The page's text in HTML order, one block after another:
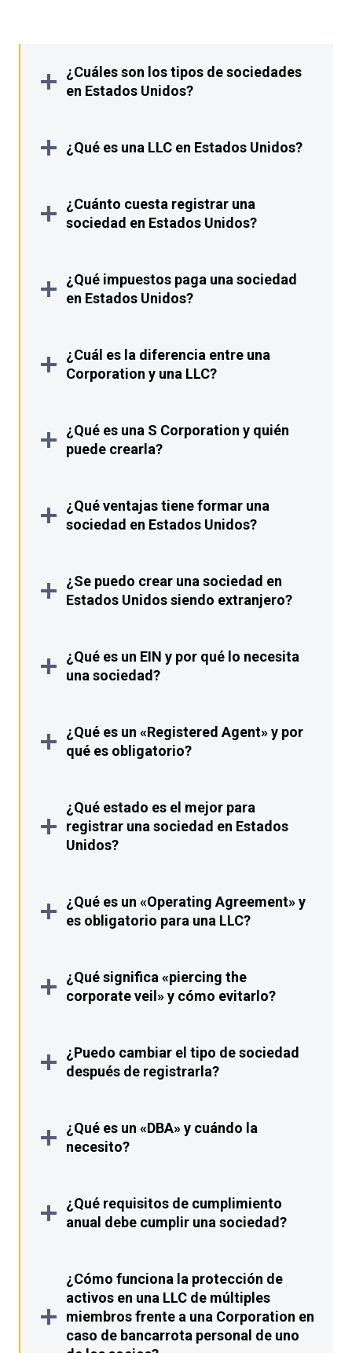
¿Cuáles son los tipos de sociedades
en Estados Unidos?
¿Qué es una LLC en Estados Unidos?
¿Cuánto cuesta registrar una
sociedad en Estados Unidos?
¿Qué impuestos paga una sociedad
en Estados Unidos?
¿Cuál es la diferencia entre una
Corporation y una LLC?
¿Qué es una S Corporation y quién
puede crearla?
¿Qué ventajas tiene formar una
sociedad en Estados Unidos?
¿Se puedo crear una sociedad en
Estados Unidos siendo extranjero?
¿Qué es un EIN y por qué lo necesita
una sociedad?
¿Qué es un «Registered Agent» y por
qué es obligatorio?
¿Qué estado es el mejor para
registrar una sociedad en Estados
Unidos?
¿Qué es un «Operating Agreement» y
es obligatorio para una LLC?
¿Qué significa «piercing the
corporate veil» y cómo evitarlo?
¿Puedo cambiar el tipo de sociedad
después de registrarla?
¿Qué es un «DBA» y cuándo la
necesito?
¿Qué requisitos de cumplimiento
anual debe cumplir una sociedad?
¿Cómo funciona la protección de
activos en una LLC de múltiples
miembros frente a una Corporation en
caso de bancarrota personal de uno